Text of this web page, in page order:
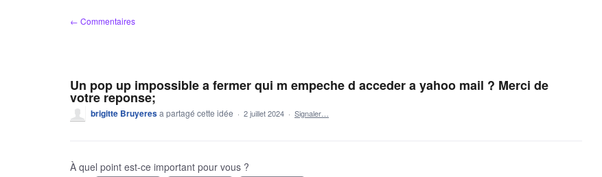
← Commentaires
Un pop up impossible a fermer qui m empeche d acceder a yahoo mail ? Merci de
votre reponse;
brigitte Bruyeresa partagé cette idée · 2 juillet 2024 · Signaler…
À quel point est-ce important pour vous ?